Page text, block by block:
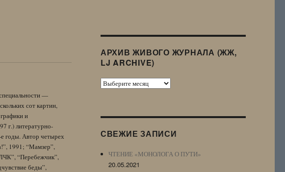
—
сот картин,
и
г.) литературно-
годы. Автор четырех
1991; “Мамзер”,
“Перебежчик”,
беды”,
АРХИВ ЖИВОГО ЖУРНАЛА (ЖЖ,
LJ ARCHIVE)
Архив
Archive)
СВЕЖИЕ ЗАПИСИ
ЧТЕНИЕ «МОНОЛОГА О ПУТИ»
20.05.2021